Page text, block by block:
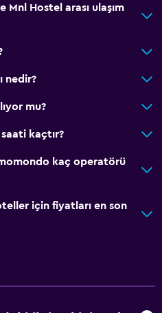
Mnl Hostel arası ulaşım
nedir?
mu?
kaçtır?
kaç operatörü
için fiyatları en son